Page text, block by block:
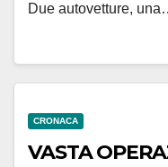
Due autovetture,
CRONACA
VASTA